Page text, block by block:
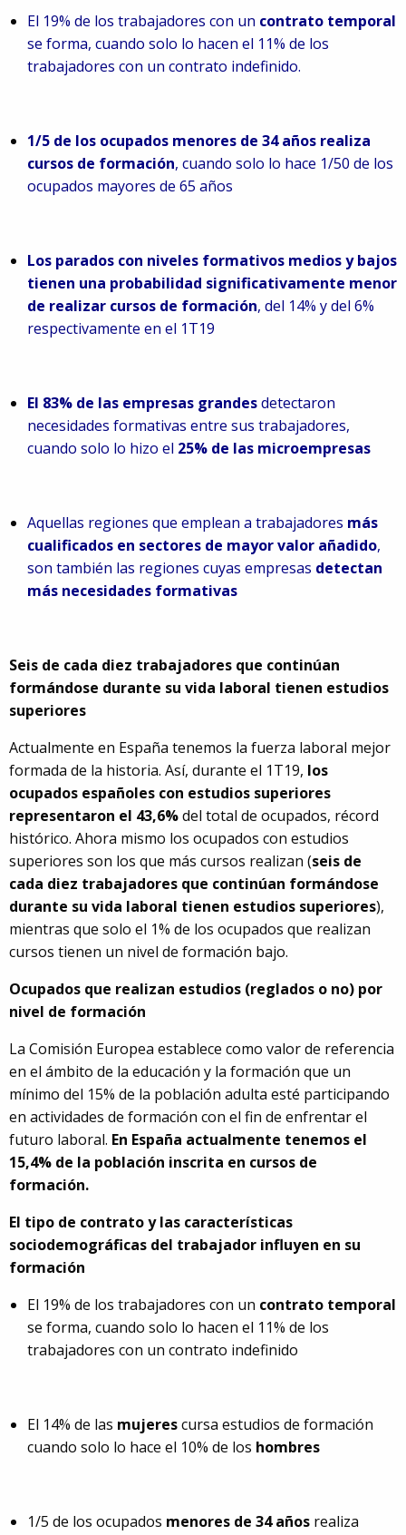
El 19% de los trabajadores con un contrato temporal
se forma, cuando solo lo hacen el 11% de los
trabajadores con un contrato indefinido.
1/5 de los ocupados menores de 34 años realiza
cursos de formación, cuando solo lo hace 1/50 de los
ocupados mayores de 65 años
Los parados con niveles formativos medios y bajos
tienen una probabilidad significativamente menor
de realizar cursos de formación, del 14% y del 6%
respectivamente en el 1T19
El 83% de las empresas grandesdetectaron
necesidades formativas entre sus trabajadores,
cuando solo lo hizo el 25% de las microempresas
Aquellas regiones que emplean a trabajadores más
cualificados en sectores de mayor valor añadido,
son también las regiones cuyas empresas detectan
más necesidades formativas
Seis de cada diez trabajadores que continúan
formándose durante su vida laboral tienen estudios
superiores
Actualmente en España tenemos la fuerza laboral mejor
formada de la historia. Así, durante el 1T19, los
ocupados españoles con estudios superiores
representaron el 43,6%del total de ocupados, récord
histórico. Ahora mismo los ocupados con estudios
superiores son los que más cursos realizan (seis de
cada diez trabajadores que continúan formándose
durante su vida laboral tienen estudios superiores),
mientras que solo el 1% de los ocupados que realizan
cursos tienen un nivel de formación bajo.
Ocupados que realizan estudios (reglados o no) por
nivel de formación
La Comisión Europea establece como valor de referencia
en el ámbito de la educación y la formación que un
mínimo del 15% de la población adulta esté participando
en actividades de formación con el fin de enfrentar el
futuro laboral. En España actualmente tenemos el
15,4% de la población inscrita en cursos de
formación.
El tipo de contrato y las características
sociodemográficas del trabajador influyen en su
formación
El 19% de los trabajadores con un contrato temporal
se forma, cuando solo lo hacen el 11% de los
trabajadores con un contrato indefinido
El 14% de las mujerescursa estudios de formación
cuando solo lo hace el 10% de los hombres
1/5 de los ocupados menores de 34 años realiza